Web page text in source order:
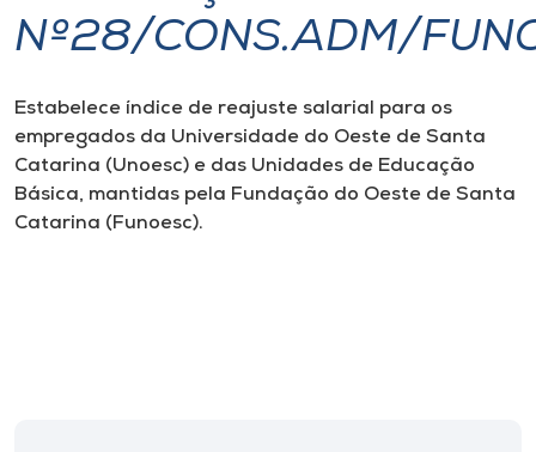
I.nova
Diplomados
Cultura
Nº28/CONS.ADM/
Estabelece índice de reajuste salarial para os
empregados da Universidade do Oeste de Santa
Catarina (Unoesc) e das Unidades de Educação
Básica, mantidas pela Fundação do Oeste de Santa
Catarina (Funoesc).